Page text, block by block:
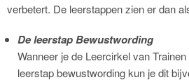
verbetert. De leerstappen zien er dan
De leerstap Bewustwording
Wanneer je de Leercirkel van
leerstap bewustwording kun je dit